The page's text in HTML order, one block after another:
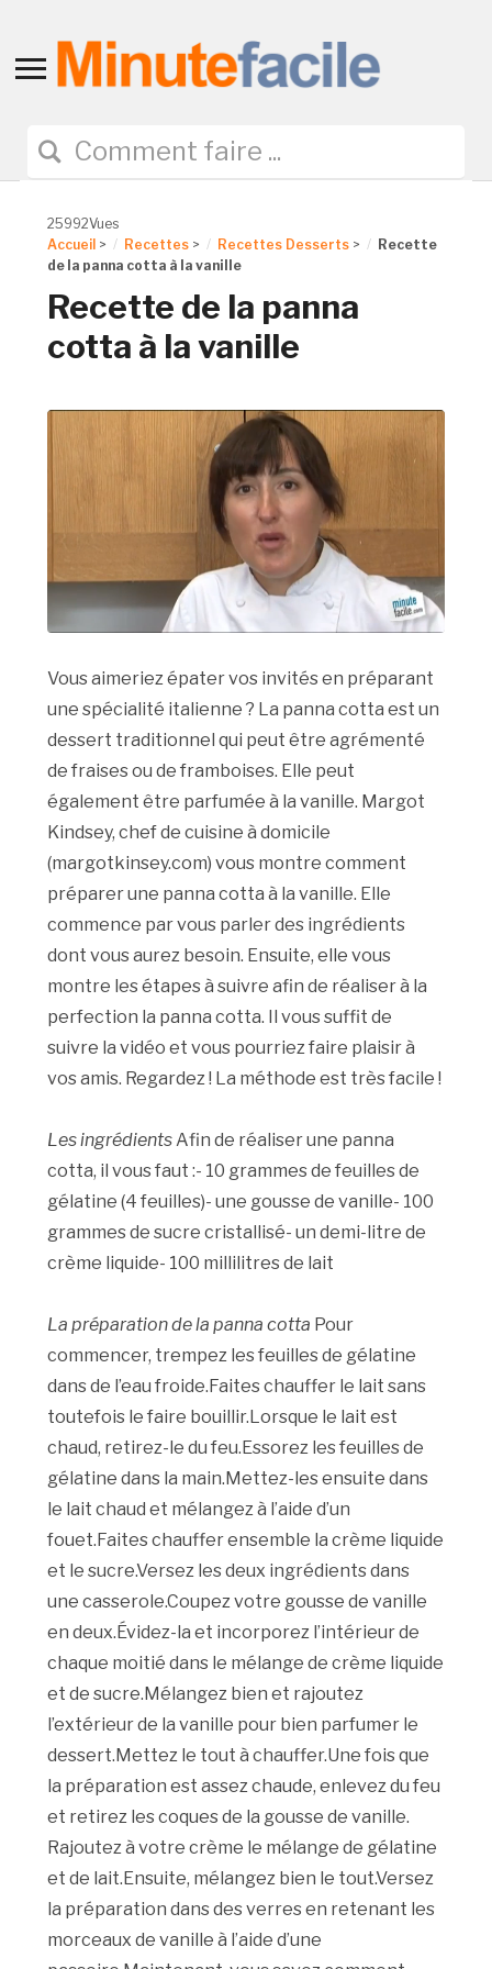
Toggle
navigation
25992Vues
Accueil > Recettes > Recettes Desserts >
Recette
de la panna cotta à la vanille
Recette de la panna
cotta à la vanille
Vous aimeriez épater vos invités en préparant
une spécialité italienne ? La panna cotta est un
dessert traditionnel qui peut être agrémenté
de fraises ou de framboises. Elle peut
également être parfumée à la vanille. Margot
Kindsey, chef de cuisine à domicile
(margotkinsey.com) vous montre comment
préparer une panna cotta à la vanille. Elle
commence par vous parler des ingrédients
dont vous aurez besoin. Ensuite, elle vous
montre les étapes à suivre afin de réaliser à la
perfection la panna cotta. Il vous suffit de
suivre la vidéo et vous pourriez faire plaisir à
vos amis. Regardez ! La méthode est très facile !
Les ingrédientsAfin de réaliser une panna
cotta, il vous faut :- 10 grammes de feuilles de
gélatine (4 feuilles)- une gousse de vanille- 100
grammes de sucre cristallisé- un demi-litre de
crème liquide- 100 millilitres de lait
La préparation de la panna cotta Pour
commencer, trempez les feuilles de gélatine
dans de l’eau froide.Faites chauffer le lait sans
toutefois le faire bouillir.Lorsque le lait est
chaud, retirez-le du feu.Essorez les feuilles de
gélatine dans la main.Mettez-les ensuite dans
le lait chaud et mélangez à l’aide d’un
fouet.Faites chauffer ensemble la crème liquide
et le sucre.Versez les deux ingrédients dans
une casserole.Coupez votre gousse de vanille
en deux.Évidez-la et incorporez l’intérieur de
chaque moitié dans le mélange de crème liquide
et de sucre.Mélangez bien et rajoutez
l’extérieur de la vanille pour bien parfumer le
dessert.Mettez le tout à chauffer.Une fois que
la préparation est assez chaude, enlevez du feu
et retirez les coques de la gousse de vanille.
Rajoutez à votre crème le mélange de gélatine
et de lait.Ensuite, mélangez bien le tout.Versez
la préparation dans des verres en retenant les
morceaux de vanille à l’aide d’une